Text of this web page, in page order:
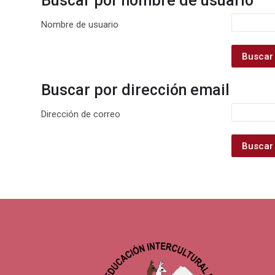
Nombre de usuario
Buscar por dirección email
Buscar por dirección email
Dirección de correo